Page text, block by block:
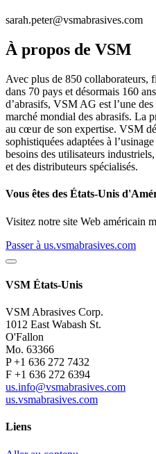
sarah.peter@vsmabrasives.com
À propos de VSM
Avec plus de 850 collaborateurs,
dans 70 pays et désormais 160
d’abrasifs, VSM AG est l’une
marché mondial des abrasifs. La
au cœur de son expertise. VSM
sophistiquées adaptées à
besoins des utilisateurs
et des distributeurs spécialisés.
Vous êtes des États-Unis
Visitez notre site Web américain
Passer à us.vsmabrasives.com
VSM États-Unis
VSM Abrasives Corp.
1012 East Wabash St.
O'Fallon
Mo. 63366
P +1 636 272 7432
F +1 636 272 6394
us.info@vsmabrasives.com
us.vsmabrasives.com
Liens